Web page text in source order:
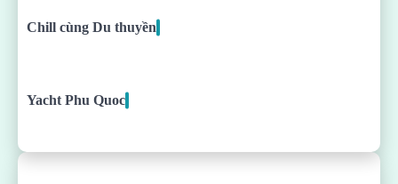
Chill cùng Du thuyền
Yacht Phu Quoc